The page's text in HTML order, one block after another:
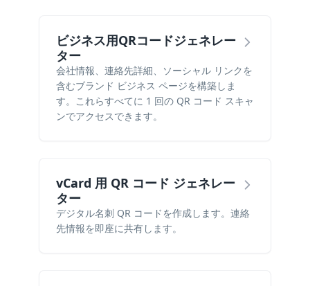
ビジネス用QRコードジェネレー
ター
会社情報、連絡先詳細、ソーシャル リンクを
含むブランド ビジネス ページを構築しま
す。これらすべてに 1 回の QR コード スキャ
ンでアクセスできます。
vCard 用 QR コード ジェネレー
ター
デジタル名刺 QR コードを作成します。連絡
先情報を即座に共有します。